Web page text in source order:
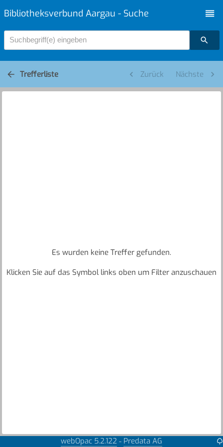
Bibliotheksverbund Aargau - Suche
Suchbegriff(e) eingeben
Trefferliste Zurück Nächste
Es wurden keine Treffer gefunden.
Klicken Sie auf das Symbol links oben um Filter anzuschauen
webOpac 5.2.122 - Predata AG